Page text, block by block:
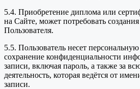
5.4. Приобретение диплома или
на Сайте, может потребовать
Пользователя.
5.5. Пользователь несет персональную
сохранение конфиденциальности
записи, включая пароль, а также за
деятельность, которая ведётся от
записи.